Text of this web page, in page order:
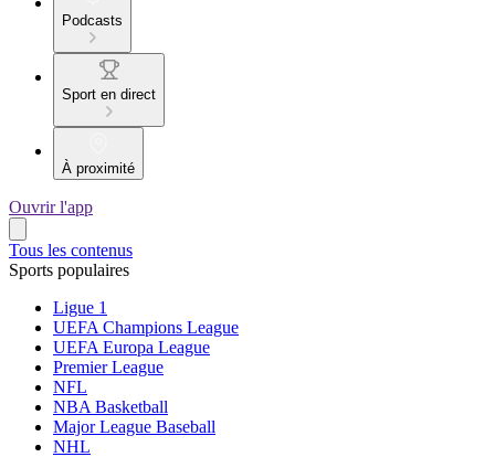
Podcasts
Sport en direct
À proximité
Ouvrir l'app
Tous les contenus
Sports populaires
Ligue 1
UEFA Champions League
UEFA Europa League
Premier League
NFL
NBA Basketball
Major League Baseball
NHL